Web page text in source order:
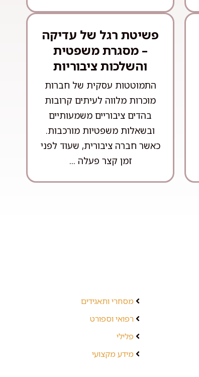
פשיטת רגל של עדיקה
– מסגרת משפטית
והשלכות ציבוריות
התמוטטות עסקית של חברות
מוכרות מלווה לעיתים קרובות
בהדים ציבוריים משמעותיים
ובשאלות משפטיות מורכבות.
כאשר חברה ציבורית, שעוד לפני
זמן קצר פעלה ...
מסחרי ותאגידים
רפואי וספורט
פלילי
מידע מקצועי